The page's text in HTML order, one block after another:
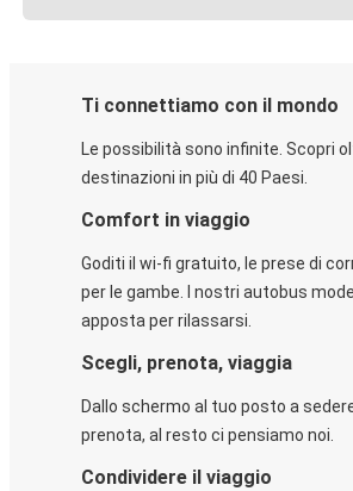
Ti connettiamo con il mondo
Le possibilità sono infinite. Scopri
destinazioni in più di 40 Paesi.
Comfort in viaggio
Goditi il wi-fi gratuito, le prese di
per le gambe. I nostri autobus
apposta per rilassarsi.
Scegli, prenota, viaggia
Dallo schermo al tuo posto a
prenota, al resto ci pensiamo noi.
Condividere il viaggio